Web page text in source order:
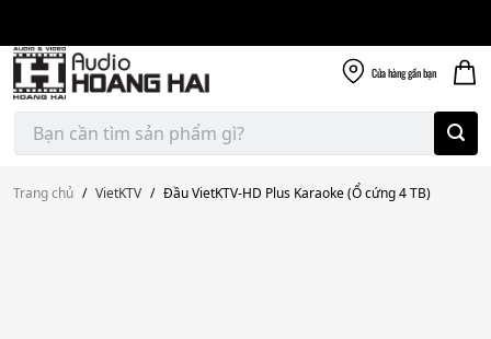
content
Cửa hànggần bạn
Tìm
kiếm:
Trang chủ / VietKTV / Đầu VietKTV-HD Plus Karaoke (Ổ cứng 4 TB)